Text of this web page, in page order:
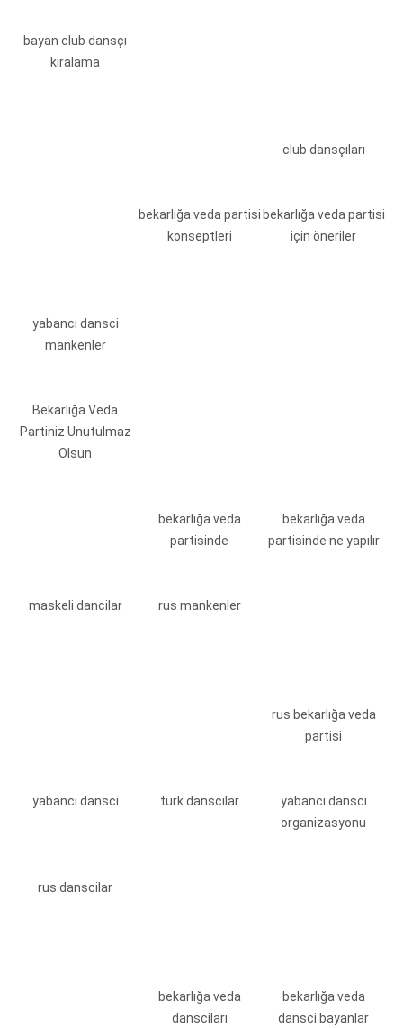
bayan club dansçı
kiralama
club dansçıları
yabancı dansci
mankenler
bekarlığa veda partisi
konseptleri
bekarlığa veda partisi
için öneriler
Bekarlığa Veda
Partiniz Unutulmaz
Olsun
bekarlığa veda
partisinde
bekarlığa veda
partisinde ne yapılır
maskeli dancilar rus mankenler
rus bekarlığa veda
partisi
yabanci dansci türk danscilar
yabancı dansci
organizasyonu
rus danscilar
bekarlığa veda
dansciları
bekarlığa veda
dansci bayanlar